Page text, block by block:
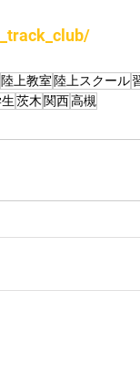
陸上教室 陸上スクール
茨木 関西高槻